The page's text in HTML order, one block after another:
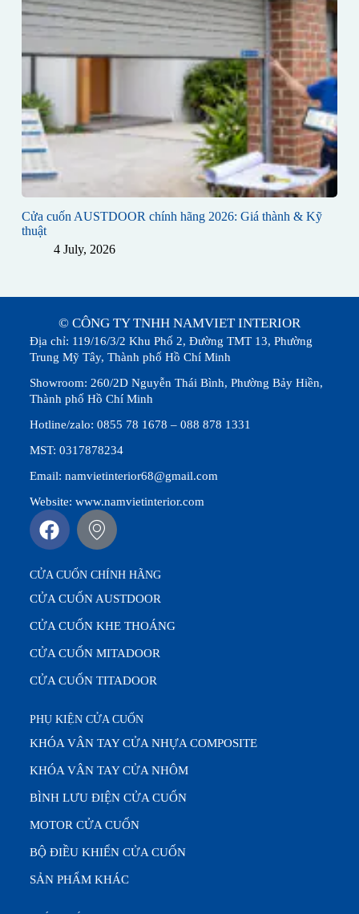
Cửa cuốn AUSTDOOR chính hãng 2026: Giá thành & Kỹ
thuật
4 July, 2026
© CÔNG TY TNHH NAMVIET INTERIOR
Địa chỉ: 119/16/3/2 Khu Phố 2, Đường TMT 13, Phường
Trung Mỹ Tây, Thành phố Hồ Chí Minh
Showroom: 260/2D Nguyễn Thái Bình, Phường Bảy Hiền,
Thành phố Hồ Chí Minh
Hotline/zalo: 0855 78 1678 – 088 878 1331
MST: 0317878234
Email: namvietinterior68@gmail.com
Website: www.namvietinterior.com
CỬA CUỐN CHÍNH HÃNG
CỬA CUỐN AUSTDOOR
CỬA CUỐN KHE THOÁNG
CỬA CUỐN MITADOOR
CỬA CUỐN TITADOOR
PHỤ KIỆN CỬA CUỐN
KHÓA VÂN TAY CỬA NHỰA COMPOSITE
KHÓA VÂN TAY CỬA NHÔM
BÌNH LƯU ĐIỆN CỬA CUỐN
MOTOR CỬA CUỐN
BỘ ĐIỀU KHIỂN CỬA CUỐN
SẢN PHẨM KHÁC